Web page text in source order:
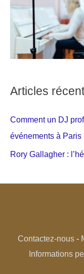
Articles
Comment un DJ
événements à Paris
Rory Gallagher :
Contactez-nous-
Informations